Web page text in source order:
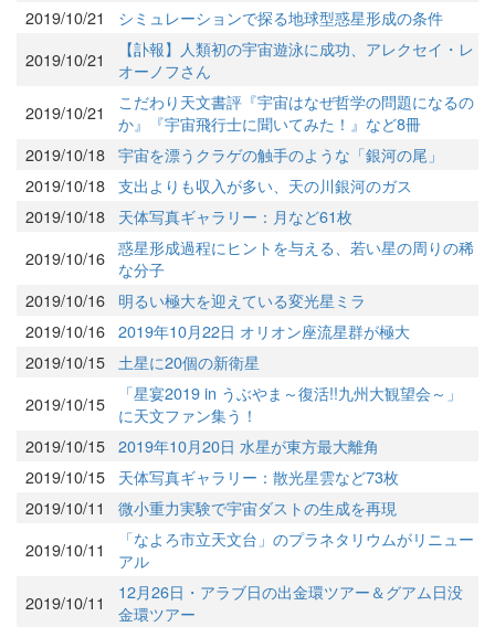
2019/10/21
シミュレーションで探る地球型惑星形成の条件
2019/10/21
【訃報】人類初の宇宙遊泳に成功、アレクセイ・レ
オーノフさん
2019/10/21
こだわり天文書評『宇宙はなぜ哲学の問題になるの
か』『宇宙飛行士に聞いてみた！』など8冊
2019/10/18 宇宙を漂うクラゲの触手のような「銀河の尾」
2019/10/18 支出よりも収入が多い、天の川銀河のガス
2019/10/18
天体写真ギャラリー：月など61枚
2019/10/16 惑星形成過程にヒントを与える、若い星の周りの稀
な分子
2019/10/16
明るい極大を迎えている変光星ミラ
2019/10/16 2019年10月22日 オリオン座流星群が極大
2019/10/15 土星に20個の新衛星
2019/10/15
「星宴2019 in うぶやま～復活!!九州大観望会～」
に天文ファン集う！
2019/10/15 2019年10月20日 水星が東方最大離角
2019/10/15
天体写真ギャラリー：散光星雲など73枚
2019/10/11
微小重力実験で宇宙ダストの生成を再現
2019/10/11
「なよろ市立天文台」のプラネタリウムがリニュー
アル
2019/10/11
12月26日・アラブ日の出金環ツアー＆グアム日没
金環ツアー